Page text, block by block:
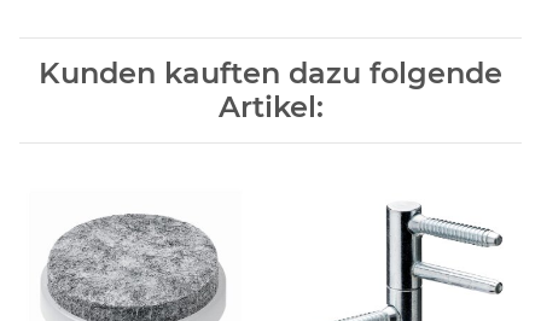
Kunden kauften dazu folgende
Artikel: